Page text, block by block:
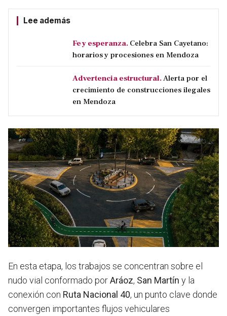
Lee además
Fe y esperanza. Celebra San Cayetano:
horarios y procesiones en Mendoza
Advertencia estructural.Alerta por el
crecimiento de construcciones ilegales
en Mendoza
En esta etapa, los trabajos se concentran sobre el
nudo vial conformado porAráoz, San Martín y la
conexión con Ruta Nacional 40, un punto clave donde
convergen importantes flujos vehiculares